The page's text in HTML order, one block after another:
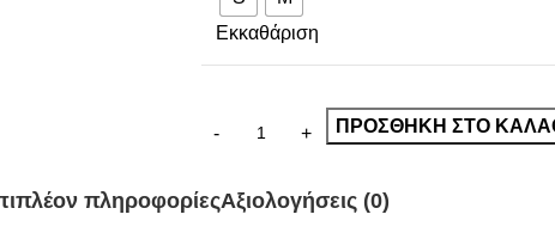
Εκκαθάριση
ΠΡΟΣΘΉΚΗ ΣΤΟ
πληροφορίεςΑξιολογήσεις (0)